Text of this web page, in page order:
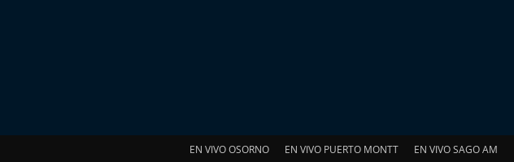
EN VIVO OSORNO EN VIVO PUERTO MONTT EN VIVO SAGO AM